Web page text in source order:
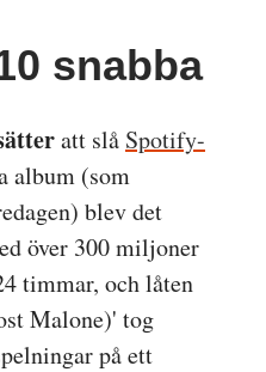
snabba
att slå Spotify-
album (som
blev det
över 300 miljoner
timmar, och låten
Malone)' tog
på ett